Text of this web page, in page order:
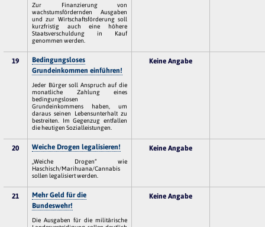
Zur Finanzierung von
wachstumsfördernden Ausgaben
und zur Wirtschaftsförderung soll
kurzfristig auch eine höhere
Staatsverschuldung in Kauf
genommen werden.
19
Bedingungsloses
Grundeinkommen einführen!
Jeder Bürger soll Anspruch auf die
monatliche Zahlung eines
bedingungslosen
Grundeinkommens haben, um
daraus seinen Lebensunterhalt zu
bestreiten. Im Gegenzug entfallen
die heutigen Sozialleistungen.
Keine Angabe
20 Weiche Drogen legalisieren!
„Weiche Drogen“ wie
Haschisch/Marihuana/Cannabis
sollen legalisiert werden.
Keine Angabe
21
Mehr Geld für die
Bundeswehr!
Die Ausgaben für die militärische
Keine Angabe